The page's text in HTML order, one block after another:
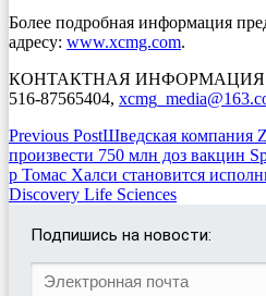
Более подробная информация
адресу: www.xcmg.com.
КОНТАКТНАЯ ИНФОРМАЦИЯ:
516-87565404,
Post
navigation
Previous PostШведская компания
произвести 750 млн доз вакцин
р Томас Халси становится
Discovery Life Sciences
Подпишись на новости: